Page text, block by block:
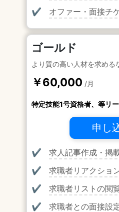
✔
オファー・面接チ
ゴールド
より質の高い人材を求める
￥60,000 /月
特定技能1号資格者、等リ
申し
✔
求人記事作成・掲
✔
求職者リアクショ
✔
求職者リストの閲
✔
求職者との面接設